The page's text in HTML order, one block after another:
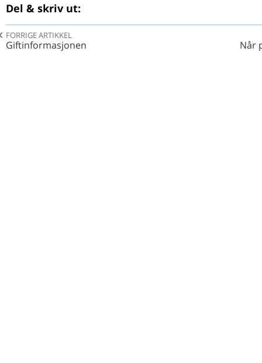
Del & skriv ut:
FORRIGE ARTIKKEL
Giftinformasjonen Når